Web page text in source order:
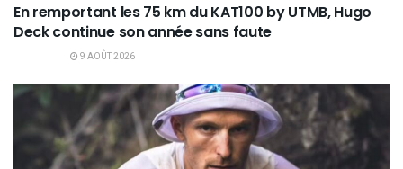
En remportant les 75 km du KAT100 by UTMB, Hugo
Deck continue son année sans faute
9 AOÛT 2026